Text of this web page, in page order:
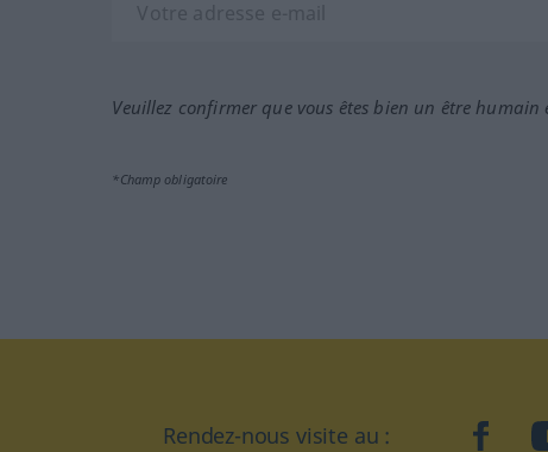
Veuillez confirmer que vous êtes bien un être humain
*Champ obligatoire
Rendez-nous visite au :